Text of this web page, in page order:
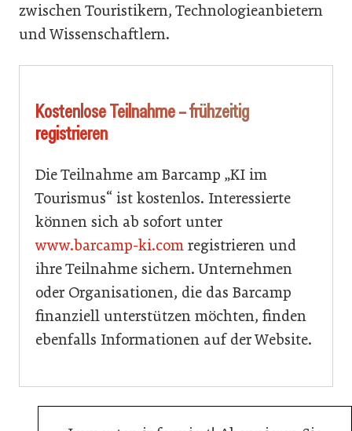
zwischen Touristikern, Technologieanbietern
und Wissenschaftlern.
Kostenlose Teilnahme – frühzeitig
registrieren
Die Teilnahme am Barcamp „KI im
Tourismus“ ist kostenlos. Interessierte
können sich ab sofort unter
www.barcamp-ki.com registrieren und
ihre Teilnahme sichern. Unternehmen
oder Organisationen, die das Barcamp
finanziell unterstützen möchten, finden
ebenfalls Informationen auf der Website.